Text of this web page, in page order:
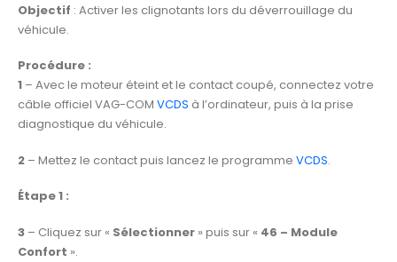
Objectif : Activer les clignotants lors du déverrouillage du
véhicule.
Procédure :
1 – Avec le moteur éteint et le contact coupé, connectez votre
câble officiel VAG-COM VCDS à l’ordinateur, puis à la prise
diagnostique du véhicule.
2 – Mettez le contact puis lancez le programme VCDS.
Étape 1 :
3 – Cliquez sur « Sélectionner » puis sur « 46 – Module
Confort ».